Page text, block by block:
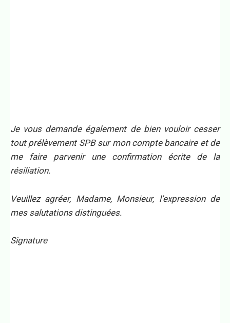
Je vous demande également de bien vouloir cesser
tout prélèvement SPB sur mon compte bancaire et de
me faire parvenir une confirmation écrite de la
résiliation.
Veuillez agréer, Madame, Monsieur, l’expression de
mes salutations distinguées.
Signature